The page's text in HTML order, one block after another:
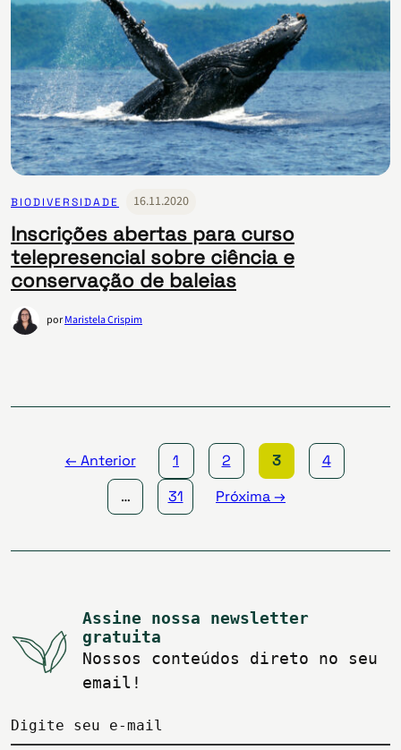
BIODIVERSIDADE 16.11.2020
Inscrições abertas para curso
telepresencial sobre ciência e
conservação de baleias
porMaristela Crispim
de
← Anterior 1 2 3
4
…
31 Próxima →
Assine nossa newsletter
gratuita
Nossos conteúdos direto no seu
email!
Digite seu e-mail